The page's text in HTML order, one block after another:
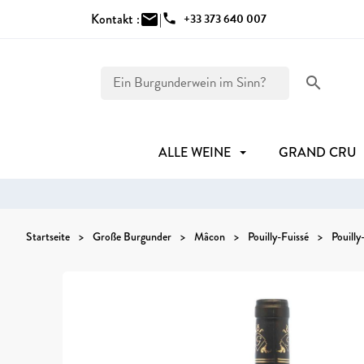
Kontakt :mail|phone +33 373 640 007
search
ALLE WEINE GRAND CRU
Startseite Große Burgunder Mâcon Pouilly-Fuissé